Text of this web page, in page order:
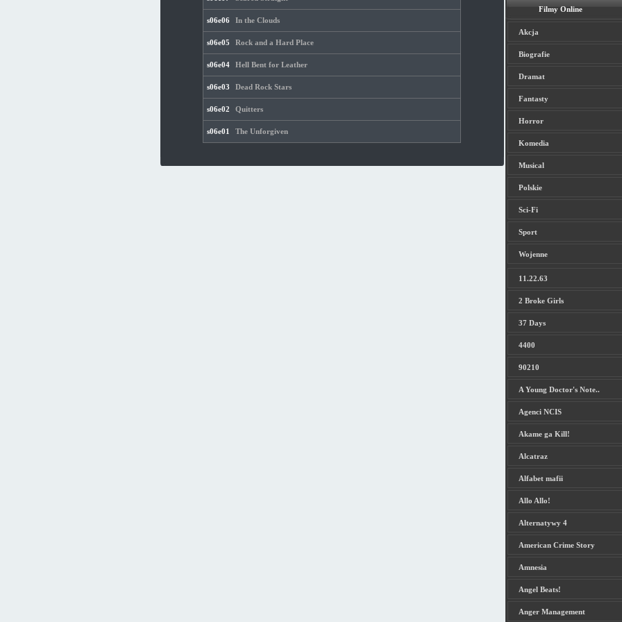
s06e06 In the Clouds
s06e05 Rock and a Hard Place
s06e04 Hell Bent for Leather
s06e03 Dead Rock Stars
s06e02 Quitters
s06e01 The Unforgiven
Filmy Online
Akcja
Biografie
Dramat
Fantasty
Horror
Komedia
Musical
Polskie
Sci-Fi
Sport
Wojenne
11.22.63
2 Broke Girls
37 Days
4400
90210
A Young Doctor's Note..
Agenci NCIS
Akame ga Kill!
Alcatraz
Alfabet mafii
Allo Allo!
Alternatywy 4
American Crime Story
Amnesia
Angel Beats!
Anger Management